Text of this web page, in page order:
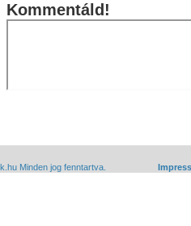
Kommentáld!
Minden jog fenntartva.